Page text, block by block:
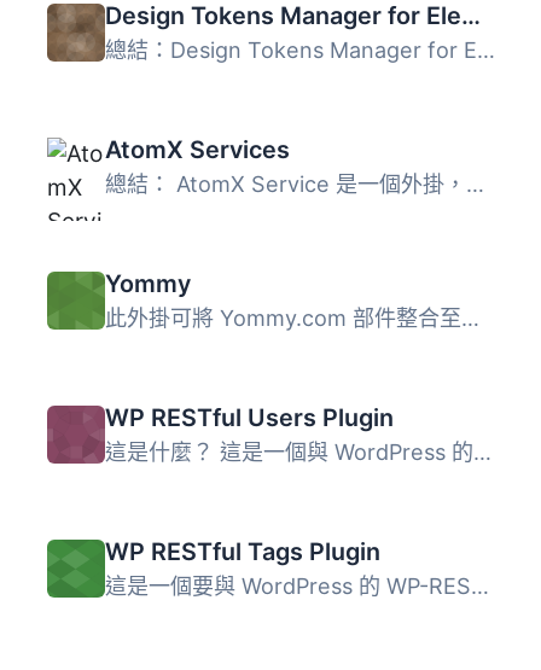
Design Tokens Manager for Elementor
總結：Design Tokens Manager for Elementor 讓您完全掌控 El...
AtomX Services
總結： AtomX Service 是一個外掛，將您的 WooCommerce 商店...
Yommy
此外掛可將 Yommy.com 部件整合至文章和頁面中。
WP RESTful Users Plugin
這是什麼？ 這是一個與 WordPress 的 WP-RESTful Plugin 一起...
WP RESTful Tags Plugin
這是一個要與 WordPress 的 WP-RESTful 開放式 API 搭配使用...